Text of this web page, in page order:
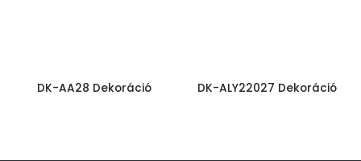
DK-AA28 Dekoráció DK-ALY22027 Dekoráció